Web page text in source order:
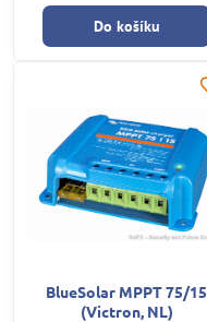
Do košíku
BlueSolar MPPT 75/15
(Victron, NL)